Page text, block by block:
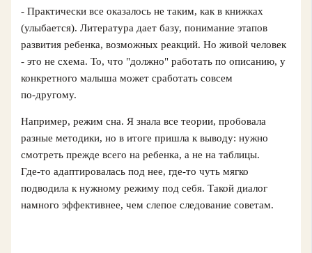
- Практически все оказалось не таким, как в книжках
(улыбается). Литература дает базу, понимание этапов
развития ребенка, возможных реакций. Но живой человек
- это не схема. То, что "должно" работать по описанию, у
конкретного малыша может сработать совсем
по‑другому.
Например, режим сна. Я знала все теории, пробовала
разные методики, но в итоге пришла к выводу: нужно
смотреть прежде всего на ребенка, а не на таблицы.
Где‑то адаптировалась под нее, где‑то чуть мягко
подводила к нужному режиму под себя. Такой диалог
намного эффективнее, чем слепое следование советам.